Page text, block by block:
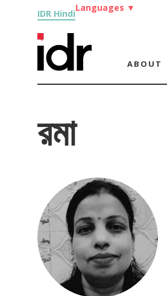
IDR Hindi
Languages ▼
ABOUT
রমা